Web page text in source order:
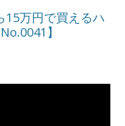
万円で買えるハ
】